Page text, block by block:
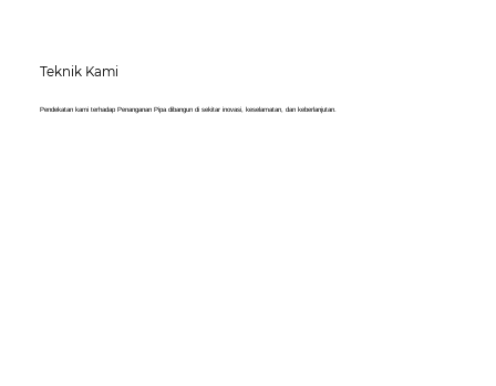
Teknik Kami
Pendekatan kami terhadap Penanganan Pipa dibangun di sekitar inovasi, keselamatan, dan keberlanjutan.